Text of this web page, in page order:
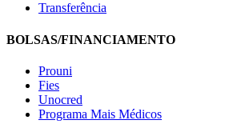
Transferência
BOLSAS/FINANCIAMENTO
Prouni
Fies
Unocred
Programa Mais Médicos